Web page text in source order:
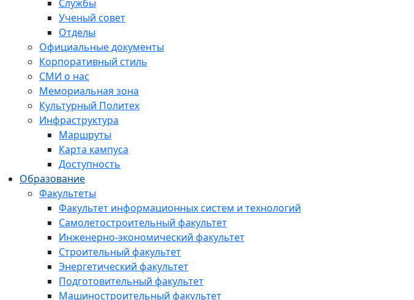
Службы
Ученый совет
Отделы
Официальные документы
Корпоративный стиль
СМИ о нас
Мемориальная зона
Культурный Политех
Инфраструктура
Маршруты
Карта кампуса
Доступность
Образование
Факультеты
Факультет информационных систем и технологий
Самолетостроительный факультет
Инженерно-экономический факультет
Строительный факультет
Энергетический факультет
Подготовительный факультет
Машиностроительный факультет